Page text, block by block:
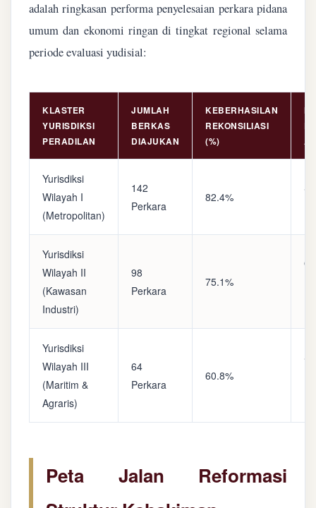
adalah ringkasan performa penyelesaian perkara pidana
umum dan ekonomi ringan di tingkat regional selama
periode evaluasi yudisial:
KLASTER
YURISDIKSI
PERADILAN
JUMLAH
BERKAS
DIAJUKAN
KEBERHASILAN
REKONSILIASI
(%)
Yurisdiksi
Wilayah I
(Metropolitan)
142
Perkara
82.4%
Yurisdiksi
Wilayah II
(Kawasan
Industri)
98
Perkara
75.1%
Yurisdiksi
Wilayah III
(Maritim &
Agraris)
64
Perkara
60.8%
Peta Jalan Reformasi